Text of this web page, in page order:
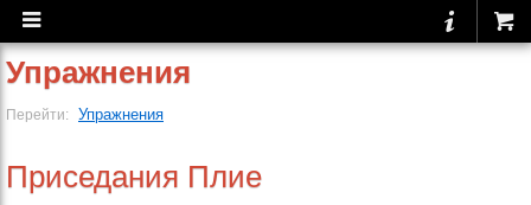
Упражнения
Перейти: Упражнения
Приседания Плие